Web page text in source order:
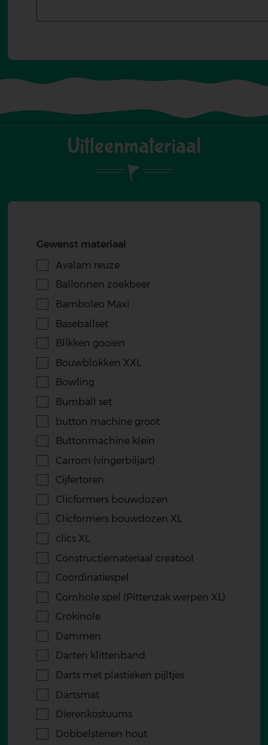
Uitleenmateriaal
Gewenst materiaal
Avalam reuze
Ballonnen zoekbeer
Bamboleo Maxi
Baseballset
Blikken gooien
Bouwblokken XXL
Bowling
Bumball set
button machine groot
Buttonmachine klein
Carrom (vingerbiljart)
Cijfertoren
Clicformers bouwdozen
Clicformers bouwdozen XL
clics XL
Constructiemateriaal creatool
Coördinatiespel
Cornhole spel (Pittenzak werpen XL)
Crokinole
Dammen
Darten klittenband
Darts met plastieken pijltjes
Dartsmat
Dierenkostuums
Dobbelstenen hout